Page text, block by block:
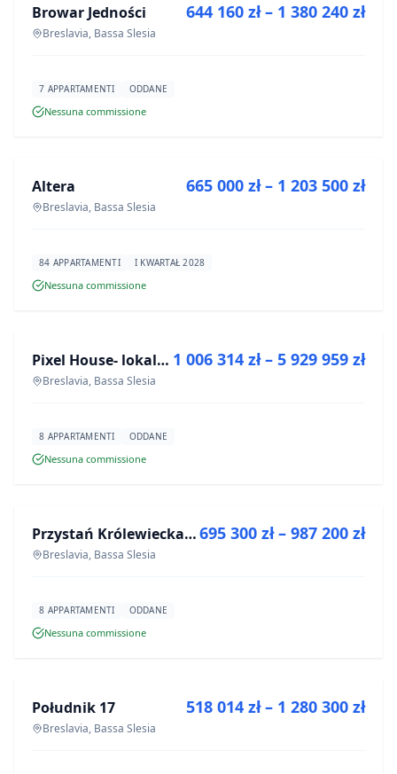
PROGETTO
Browar Jedności
Breslavia, Bassa Slesia
644 160 zł – 1 380 240 zł
7 APPARTAMENTI ODDANE
Nessuna commissione
PROGETTO
Altera
Breslavia, Bassa Slesia
665 000 zł – 1 203 500 zł
84 APPARTAMENTI I KWARTAŁ 2028
Nessuna commissione
PROGETTO Pixel House- lokale użytkowe
Breslavia, Bassa Slesia
1 006 314 zł – 5 929 959 zł
8 APPARTAMENTI ODDANE
Nessuna commissione
PROGETTO Przystań Królewiecka III
Breslavia, Bassa Slesia
695 300 zł – 987 200 zł
8 APPARTAMENTI ODDANE
Nessuna commissione
PROGETTO
Południk 17
Breslavia, Bassa Slesia
518 014 zł – 1 280 300 zł